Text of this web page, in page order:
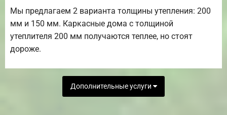
Мы предлагаем 2 варианта толщины утепления: 200
мм и 150 мм. Каркасные дома с толщиной
утеплителя 200 мм получаются теплее, но стоят
дороже.
Дополнительные услуги